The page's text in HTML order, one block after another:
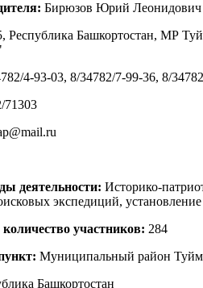
Бирюзов Юрий Леонидович
Республика Башкортостан, МР
4-93-03, 8/34782/7-99-36, 8/
71303
деятельности: Историко-
экспедиций,
участников: 284
Муниципальный район
Башкортостан